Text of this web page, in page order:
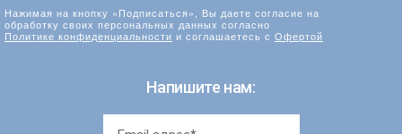
Нажимая на кнопку «Подписаться», Вы даете согласие на
обработку своих персональных данных согласно
Политике конфиденциальности и соглашаетесь с Офертой
Напишите нам: